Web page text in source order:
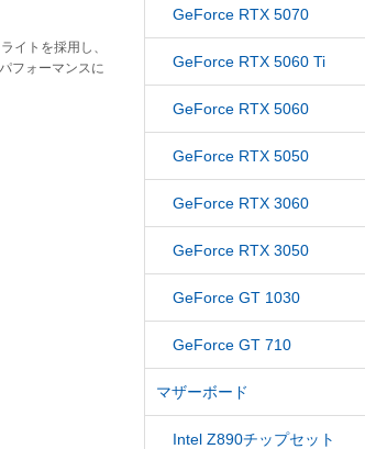
イトを採用し、
フォーマンスに
GeForce RTX 5070
GeForce RTX 5060 Ti
GeForce RTX 5060
GeForce RTX 5050
GeForce RTX 3060
GeForce RTX 3050
GeForce GT 1030
GeForce GT 710
マザーボード
Intel Z890チップセット